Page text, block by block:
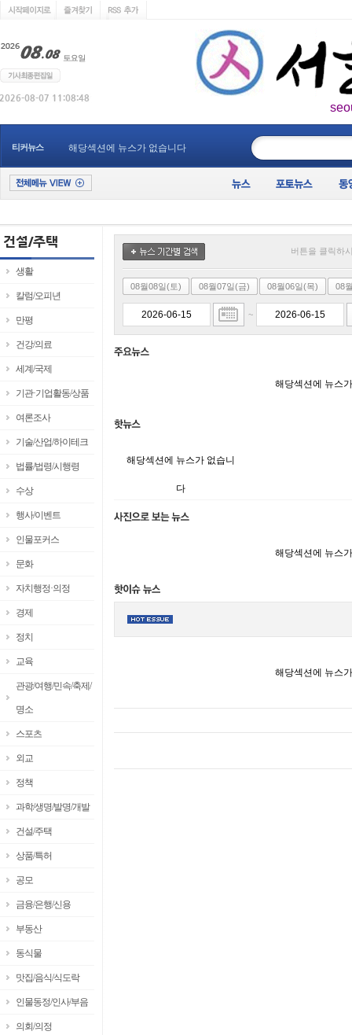
티커뉴스 해당섹션에 뉴스가 없습니다
생활
칼럼/오피년
만평
건강/의료
세계/국제
기관·기업활동/상품
여론조사
기술/산업/하이테크
법률/법령/시행령
수상
행사/이벤트
인물포커스
문화
자치행정·의정
경제
정치
교육
관광/여행/민속/축제/
명소
스포츠
외교
정책
과학/생명/발명/개발
건설/주택
상품/특허
공모
금융/은행/신용
부동산
동식물
맛집/음식/식도락
인물동정/인사/부음
의회/의정
버튼을 클릭하
08월08일(토) 08월07일(금) 08월06일(목) 08
~
해당섹션에 뉴스
해당섹션에 뉴스가 없습니
다
해당섹션에 뉴스
해당섹션에 뉴스